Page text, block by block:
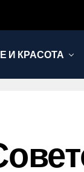
И КРАСОТА